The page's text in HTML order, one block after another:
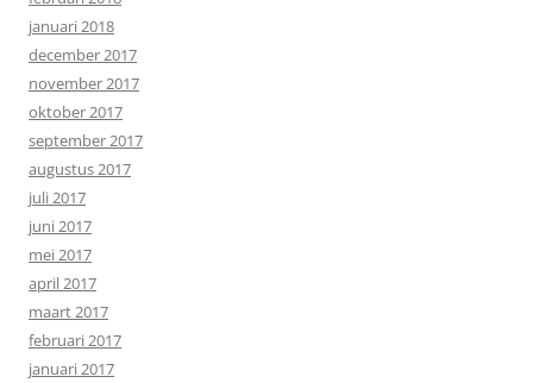
januari 2018
december 2017
november 2017
oktober 2017
september 2017
augustus 2017
juli 2017
juni 2017
mei 2017
april 2017
maart 2017
februari 2017
januari 2017